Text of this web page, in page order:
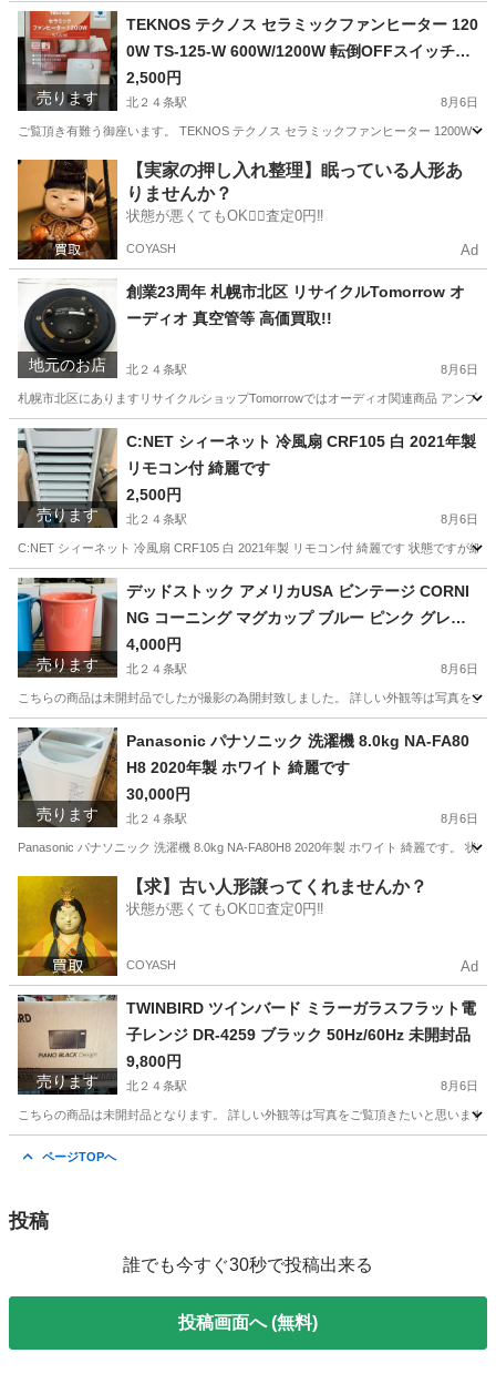
北海道 札幌市 その他
売ります
TEKNOS テクノス セラミックファンヒーター 120
0W TS-125-W 600W/1200W 転倒OFFスイッチ付
き 未開封品です
2,500円
北２４条駅 8月6日
ご覧頂き有難う御座います。 TEKNOS テクノス セラミックファンヒーター 1200W
北海道 札幌市 北２４条駅 季節、空調家電
セラミックファンヒーター
【実家の押し入れ整理】眠っている人形あ
りませんか？
状態が悪くてもOK🙆‍♀️査定0円‼️
COYASH Ad
地元のお店
創業23周年 札幌市北区 リサイクルTomorrow オ
ーディオ 真空管等 高価買取!!
北２４条駅 8月6日
札幌市北区にありますリサイクルショップTomorrowではオーディオ関連商品 アンプ
北海道 札幌市 リサイクルショップ 買取
売ります
C:NET シィーネット 冷風扇 CRF105 白 2021年製
リモコン付 綺麗です
2,500円
北２４条駅 8月6日
C:NET シィーネット 冷風扇 CRF105 白 2021年製 リモコン付 綺麗です 状態ですが細
北海道 札幌市 北２４条駅 季節、空調家電 シィーネット
売ります
デッドストック アメリカUSA ビンテージ CORNI
NG コーニング マグカップ ブルー ピンク グレー
元箱付３点セット 新品です
4,000円
北２４条駅 8月6日
こちらの商品は未開封品でしたが撮影の為開封致しました。 詳しい外観等は写真を
北海道 札幌市
売ります
Panasonic パナソニック 洗濯機 8.0kg NA-FA80
H8 2020年製 ホワイト 綺麗です
30,000円
北２４条駅 8月6日
Panasonic パナソニック 洗濯機 8.0kg NA-FA80H8 2020年製 ホワイト 綺麗です。 状
北２４条駅 生活家電 Panasonic
【求】古い人形譲ってくれませんか？
状態が悪くてもOK🙆‍♀️査定0円‼️
COYASH Ad
売ります
TWINBIRD ツインバード ミラーガラスフラット電
子レンジ DR-4259 ブラック 50Hz/60Hz 未開封品
9,800円
北２４条駅 8月6日
こちらの商品は未開封品となります。 詳しい外観等は写真をご覧頂きたいと思いま
ページTOPへ
投稿
誰でも今すぐ30秒で投稿出来る
投稿画面へ (無料)